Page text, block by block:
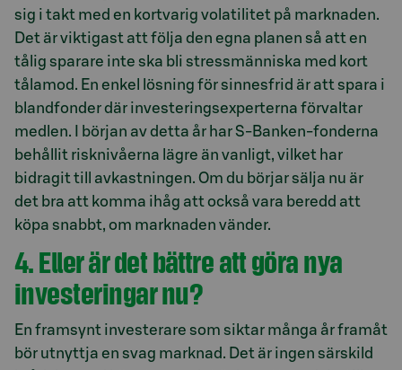
sig i takt med en kortvarig volatilitet på marknaden.
Det är viktigast att följa den egna planen så att en
tålig sparare inte ska bli stressmänniska med kort
tålamod. En enkel lösning för sinnesfrid är att spara i
blandfonder där investeringsexperterna förvaltar
medlen. I början av detta år har S-Banken-fonderna
behållit risknivåerna lägre än vanligt, vilket har
bidragit till avkastningen. Om du börjar sälja nu är
det bra att komma ihåg att också vara beredd att
köpa snabbt, om marknaden vänder.
4. Eller är det bättre att göra nya
investeringar nu?
En framsynt investerare som siktar många år framåt
bör utnyttja en svag marknad. Det är ingen särskild